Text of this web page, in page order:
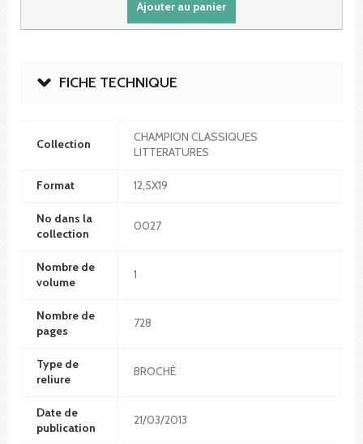
Ajouter au panier
FICHE TECHNIQUE
Collection
CHAMPION CLASSIQUES
LITTERATURES
Format 12,5X19
No dans la
collection
0027
Nombre de
volume
1
Nombre de
pages
728
Type de
reliure
BROCHÉ
Date de
publication
21/03/2013